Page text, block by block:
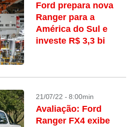
Ford prepara nova
Ranger para a
América do Sul e
investe R$ 3,3 bi
21/07/22 - 8:00min
Avaliação: Ford
Ranger FX4 exibe